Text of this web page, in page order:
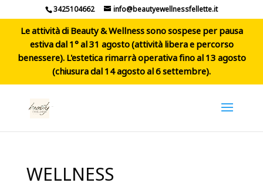
3425104662 info@beautyewellnessfellette.it
Le attività di Beauty & Wellness sono sospese per pausa
estiva dal 1° al 31 agosto (attività libera e percorso
benessere). L'estetica rimarrà operativa fino al 13 agosto
(chiusura dal 14 agosto al 6 settembre).
WELLNESS